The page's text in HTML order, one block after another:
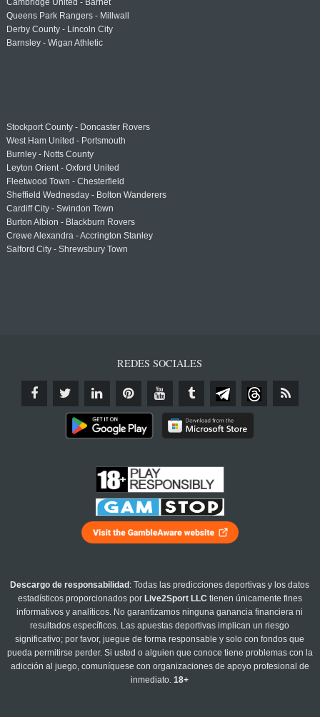
Cambridge United - Barnet
Queens Park Rangers - Millwall
Derby County - Lincoln City
Barnsley - Wigan Athletic
Stockport County - Doncaster Rovers
West Ham United - Portsmouth
Burnley - Notts County
Leyton Orient - Oxford United
Fleetwood Town - Chesterfield
Sheffield Wednesday - Bolton Wanderers
Cardiff City - Swindon Town
Burton Albion - Blackburn Rovers
Crewe Alexandra - Accrington Stanley
Salford City - Shrewsbury Town
REDES SOCIALES
Descargo de responsabilidad : Todas las predicciones deportivas y los datos
estadísticos proporcionados por Live2Sport LLC tienen únicamente fines
informativos y analíticos. No garantizamos ninguna ganancia financiera ni
resultados específicos. Las apuestas deportivas implican un riesgo
significativo; por favor, juegue de forma responsable y solo con fondos que
pueda permitirse perder. Si usted o alguien que conoce tiene problemas con la
adicción al juego, comuníquese con organizaciones de apoyo profesional de
inmediato.18+